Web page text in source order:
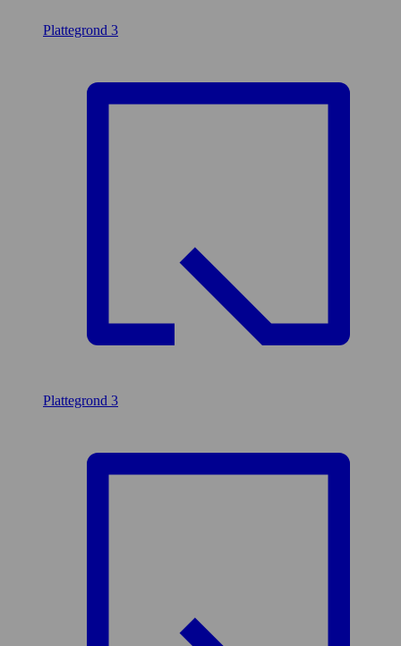
Plattegrond 3
Plattegrond 3